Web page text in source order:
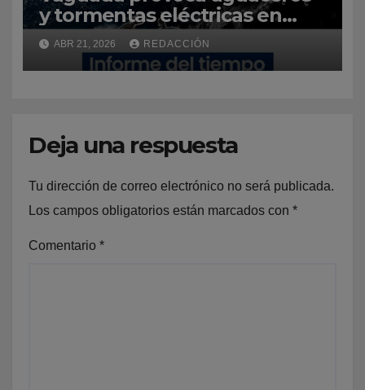
y tormentas eléctricas en
varias provincias del país
ABR 21, 2026 REDACCIÓN
Deja una respuesta
Tu dirección de correo electrónico no será publicada.
Los campos obligatorios están marcados con *
Comentario *